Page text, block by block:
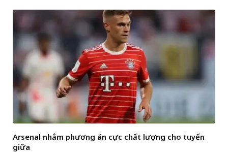
Arsenal nhắm phương án cực chất lượng cho tuyến
giữa